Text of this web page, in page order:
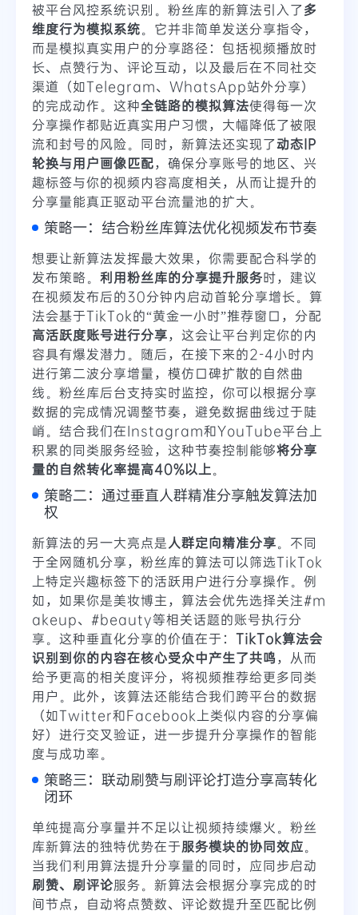
被平台风控系统识别。粉丝库的新算法引入了多
维度行为模拟系统。它并非简单发送分享指令，
而是模拟真实用户的分享路径：包括视频播放时
长、点赞行为、评论互动，以及最后在不同社交
渠道（如Telegram、WhatsApp站外分享）
的完成动作。这种全链路的模拟算法使得每一次
分享操作都贴近真实用户习惯，大幅降低了被限
流和封号的风险。同时，新算法还实现了动态IP
轮换与用户画像匹配，确保分享账号的地区、兴
趣标签与你的视频内容高度相关，从而让提升的
分享量能真正驱动平台流量池的扩大。
策略一：结合粉丝库算法优化视频发布节奏
想要让新算法发挥最大效果，你需要配合科学的
发布策略。 利用粉丝库的分享提升服务时，建议
在视频发布后的30分钟内启动首轮分享增长。算
法会基于TikTok的“黄金一小时”推荐窗口，分配
高活跃度账号进行分享，这会让平台判定你的内
容具有爆发潜力。随后，在接下来的2-4小时内
进行第二波分享增量，模仿口碑扩散的自然曲
线。粉丝库后台支持实时监控，你可以根据分享
数据的完成情况调整节奏，避免数据曲线过于陡
峭。结合我们在Instagram和YouTube平台上
积累的同类服务经验，这种节奏控制能够将分享
量的自然转化率提高40%以上 。
策略二：通过垂直人群精准分享触发算法加
权
新算法的另一大亮点是 人群定向精准分享。不同
于全网随机分享，粉丝库的算法可以筛选TikTok
上特定兴趣标签下的活跃用户进行分享操作。例
如，如果你是美妆博主，算法会优先选择关注#m
akeup、#beauty等相关话题的账号执行分
享。这种垂直化分享的价值在于： TikTok算法会
识别到你的内容在核心受众中产生了共鸣，从而
给予更高的相关度评分，将视频推荐给更多同类
用户。此外，该算法还能结合我们跨平台的数据
（如Twitter和Facebook上类似内容的分享偏
好）进行交叉验证，进一步提升分享操作的智能
度与成功率。
策略三：联动刷赞与刷评论打造分享高转化
闭环
单纯提高分享量并不足以让视频持续爆火。粉丝
库新算法的独特优势在于服务模块的协同效应。
当我们利用算法提升分享量的同时，应同步启动
刷赞、刷评论服务。新算法会根据分享完成的时
间节点，自动将点赞数、评论数提升至匹配比例